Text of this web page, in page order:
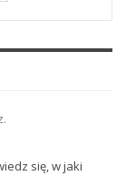
się, w jaki